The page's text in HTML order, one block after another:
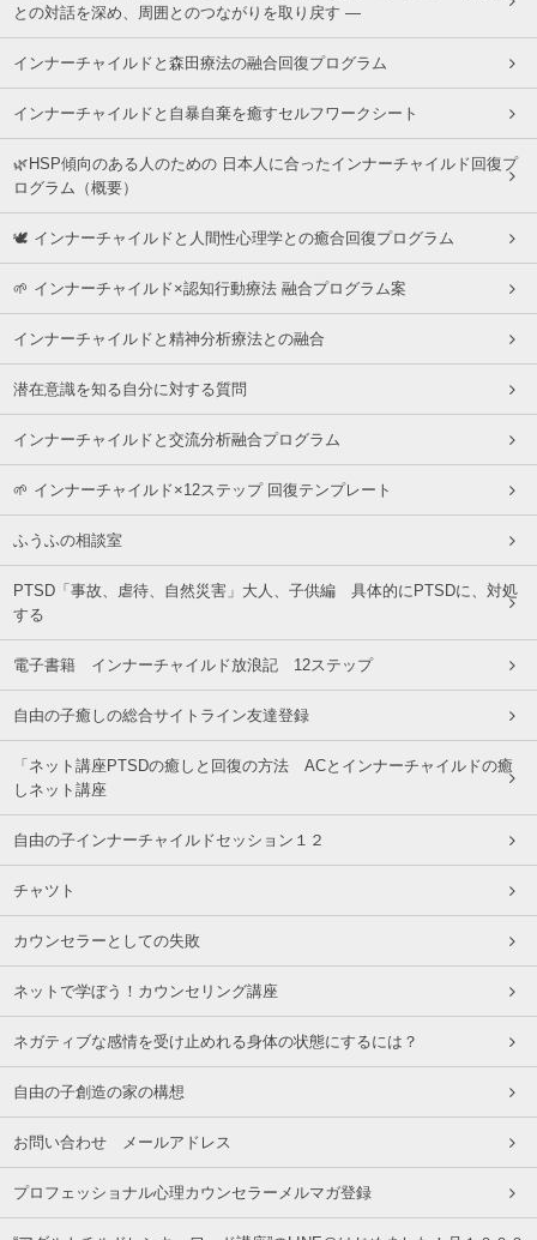
との対話を深め、周囲とのつながりを取り戻す ―
インナーチャイルドと森田療法の融合回復プログラム
インナーチャイルドと自暴自棄を癒すセルフワークシート
🌿HSP傾向のある人のための 日本人に合ったインナーチャイルド回復プ
ログラム（概要）
🕊 インナーチャイルドと人間性心理学との癒合回復プログラム
🌱 インナーチャイルド×認知行動療法 融合プログラム案
インナーチャイルドと精神分析療法との融合
潜在意識を知る自分に対する質問
インナーチャイルドと交流分析融合プログラム
🌱 インナーチャイルド×12ステップ 回復テンプレート
ふうふの相談室
PTSD「事故、虐待、自然災害」大人、子供編 具体的にPTSDに、対処
する
電子書籍 インナーチャイルド放浪記 12ステップ
自由の子癒しの総合サイトライン友達登録
「ネット講座PTSDの癒しと回復の方法 ACとインナーチャイルドの癒
しネット講座
自由の子インナーチャイルドセッション１２
チャツト
カウンセラーとしての失敗
ネットで学ぼう！カウンセリング講座
ネガティブな感情を受け止めれる身体の状態にするには？
自由の子創造の家の構想
お問い合わせ メールアドレス
プロフェッショナル心理カウンセラーメルマガ登録